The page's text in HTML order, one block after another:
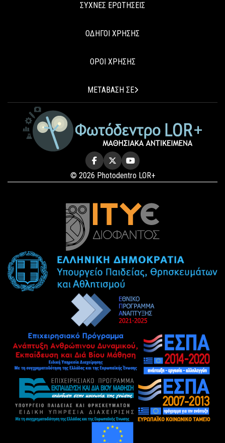
ΣΥΧΝΕΣ ΕΡΩΤΗΣΕΙΣ
ΟΔΗΓΟΙ ΧΡΗΣΗΣ
ΟΡΟΙ ΧΡΗΣΗΣ
ΜΕΤΑΒΑΣΗ ΣΕ
© 2026 Photodentro LOR+